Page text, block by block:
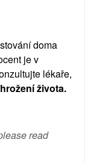
doma
je v
lékaře,
života.
read